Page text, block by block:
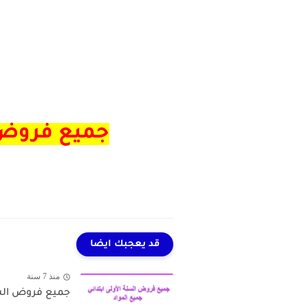
جميع فروض
قد يعجبك ايضا
منذ 7 سنة
جميع فروض